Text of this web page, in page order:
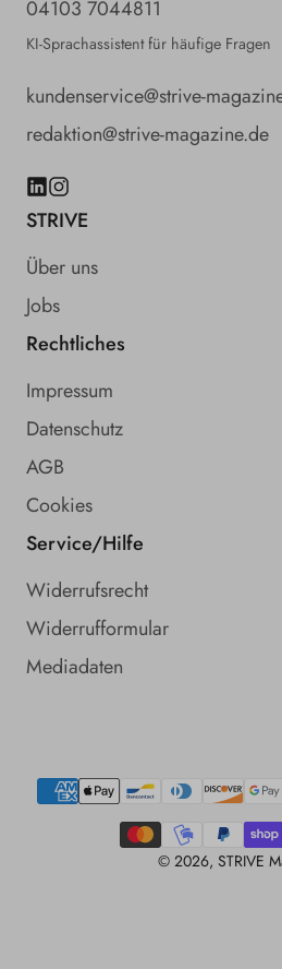
04103 7044811
KI-Sprachassistent für häufige Fragen
kundenservice@strive-
redaktion@strive-magazine.de
LinkedIn
Instagram
STRIVE
Über uns
Jobs
Rechtliches
Impressum
Datenschutz
AGB
Cookies
Service/Hilfe
Widerrufsrecht
Widerrufformular
Mediadaten
© 2026, STRIVE